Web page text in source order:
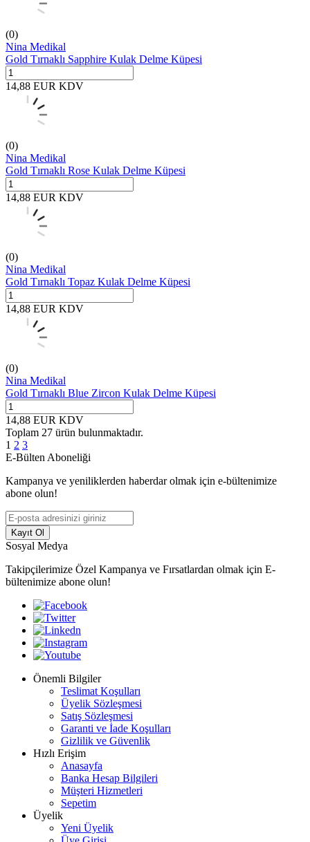
(0)
Nina Medikal
Gold Tırnaklı Sapphire Kulak Delme Küpesi
14,88 EUR KDV
(0)
Nina Medikal
Gold Tırnaklı Rose Kulak Delme Küpesi
14,88 EUR KDV
(0)
Nina Medikal
Gold Tırnaklı Topaz Kulak Delme Küpesi
14,88 EUR KDV
(0)
Nina Medikal
Gold Tırnaklı Blue Zircon Kulak Delme Küpesi
14,88 EUR KDV
Toplam 27 ürün bulunmaktadır.
1 2 3
E-Bülten Aboneliği
Kampanya ve yeniliklerden haberdar olmak için e-bültenimize
abone olun!
Kayıt Ol
Sosyal Medya
Takipçilerimize Özel Kampanya ve Fırsatlardan olmak için E-
bültenimize abone olun!
Önemli Bilgiler
Teslimat Koşulları
Üyelik Sözleşmesi
Satış Sözleşmesi
Garanti ve İade Koşulları
Gizlilik ve Güvenlik
Hızlı Erişim
Anasayfa
Banka Hesap Bilgileri
Müşteri Hizmetleri
Sepetim
Üyelik
Yeni Üyelik